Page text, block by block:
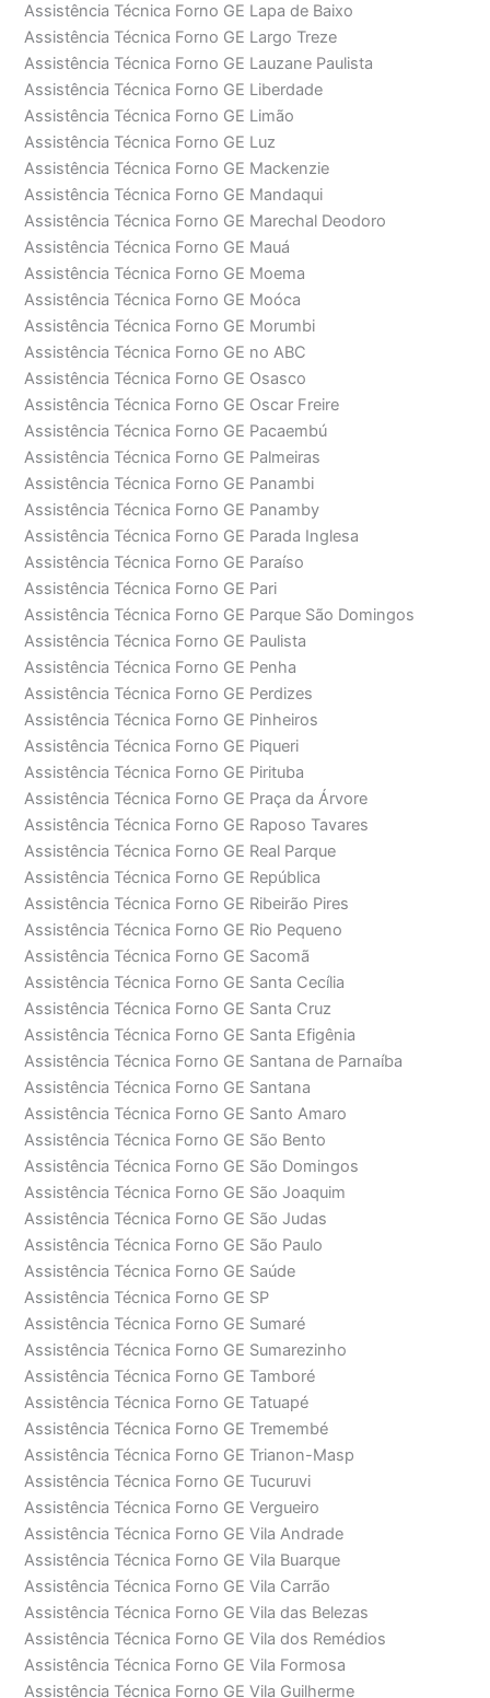
Assistência Técnica Forno GE Lapa de Baixo
Assistência Técnica Forno GE Largo Treze
Assistência Técnica Forno GE Lauzane Paulista
Assistência Técnica Forno GE Liberdade
Assistência Técnica Forno GE Limão
Assistência Técnica Forno GE Luz
Assistência Técnica Forno GE Mackenzie
Assistência Técnica Forno GE Mandaqui
Assistência Técnica Forno GE Marechal Deodoro
Assistência Técnica Forno GE Mauá
Assistência Técnica Forno GE Moema
Assistência Técnica Forno GE Moóca
Assistência Técnica Forno GE Morumbi
Assistência Técnica Forno GE no ABC
Assistência Técnica Forno GE Osasco
Assistência Técnica Forno GE Oscar Freire
Assistência Técnica Forno GE Pacaembú
Assistência Técnica Forno GE Palmeiras
Assistência Técnica Forno GE Panambi
Assistência Técnica Forno GE Panamby
Assistência Técnica Forno GE Parada Inglesa
Assistência Técnica Forno GE Paraíso
Assistência Técnica Forno GE Pari
Assistência Técnica Forno GE Parque São Domingos
Assistência Técnica Forno GE Paulista
Assistência Técnica Forno GE Penha
Assistência Técnica Forno GE Perdizes
Assistência Técnica Forno GE Pinheiros
Assistência Técnica Forno GE Piqueri
Assistência Técnica Forno GE Pirituba
Assistência Técnica Forno GE Praça da Árvore
Assistência Técnica Forno GE Raposo Tavares
Assistência Técnica Forno GE Real Parque
Assistência Técnica Forno GE República
Assistência Técnica Forno GE Ribeirão Pires
Assistência Técnica Forno GE Rio Pequeno
Assistência Técnica Forno GE Sacomã
Assistência Técnica Forno GE Santa Cecília
Assistência Técnica Forno GE Santa Cruz
Assistência Técnica Forno GE Santa Efigênia
Assistência Técnica Forno GE Santana de Parnaíba
Assistência Técnica Forno GE Santana
Assistência Técnica Forno GE Santo Amaro
Assistência Técnica Forno GE São Bento
Assistência Técnica Forno GE São Domingos
Assistência Técnica Forno GE São Joaquim
Assistência Técnica Forno GE São Judas
Assistência Técnica Forno GE São Paulo
Assistência Técnica Forno GE Saúde
Assistência Técnica Forno GE SP
Assistência Técnica Forno GE Sumaré
Assistência Técnica Forno GE Sumarezinho
Assistência Técnica Forno GE Tamboré
Assistência Técnica Forno GE Tatuapé
Assistência Técnica Forno GE Tremembé
Assistência Técnica Forno GE Trianon-Masp
Assistência Técnica Forno GE Tucuruvi
Assistência Técnica Forno GE Vergueiro
Assistência Técnica Forno GE Vila Andrade
Assistência Técnica Forno GE Vila Buarque
Assistência Técnica Forno GE Vila Carrão
Assistência Técnica Forno GE Vila das Belezas
Assistência Técnica Forno GE Vila dos Remédios
Assistência Técnica Forno GE Vila Formosa
Assistência Técnica Forno GE Vila Guilherme